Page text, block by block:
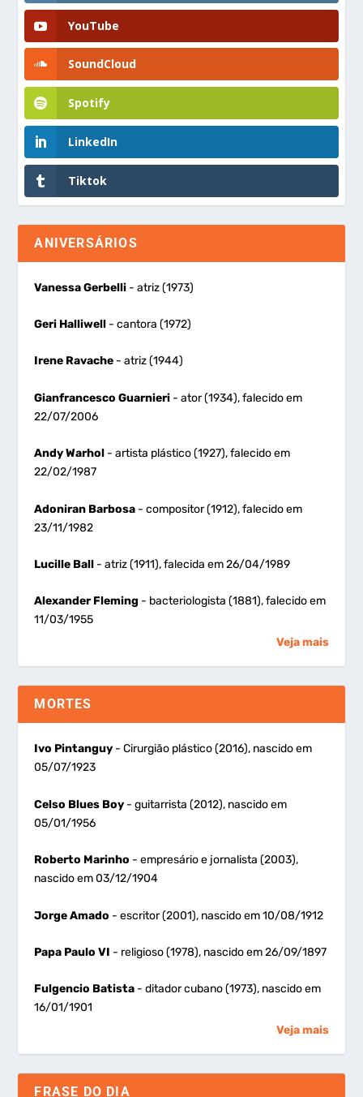
YouTube
SoundCloud
Spotify
LinkedIn
Tiktok
ANIVERSÁRIOS
Vanessa Gerbelli - atriz (1973)
Geri Halliwell - cantora (1972)
Irene Ravache - atriz (1944)
Gianfrancesco Guarnieri - ator (1934), falecido em
22/07/2006
Andy Warhol - artista plástico (1927), falecido em
22/02/1987
Adoniran Barbosa - compositor (1912), falecido em
23/11/1982
Lucille Ball - atriz (1911), falecida em 26/04/1989
Alexander Fleming - bacteriologista (1881), falecido em
11/03/1955
Veja mais
MORTES
Ivo Pintanguy - Cirurgião plástico (2016), nascido em
05/07/1923
Celso Blues Boy - guitarrista (2012), nascido em
05/01/1956
Roberto Marinho - empresário e jornalista (2003),
nascido em 03/12/1904
Jorge Amado - escritor (2001), nascido em 10/08/1912
Papa Paulo VI - religioso (1978), nascido em 26/09/1897
Fulgencio Batista - ditador cubano (1973), nascido em
16/01/1901
Veja mais
FRASE DO DIA